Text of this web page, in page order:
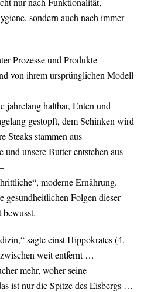
sondern auch nach immer
Prozesse und Produkte
von ihrem ursprünglichen Modell
jahrelang haltbar, Enten und
gestopft, dem Schinken wird
Steaks stammen aus
und unsere Butter entstehen aus
moderne Ernährung.
gesundheitlichen Folgen dieser
sagte einst Hippokrates (4.
weit entfernt …
mehr, woher seine
ist nur die Spitze des Eisbergs …